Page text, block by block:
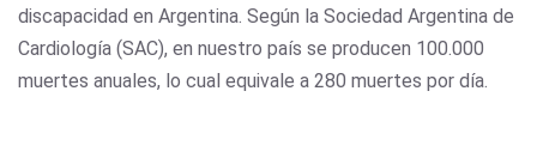
discapacidad en Argentina. Según la Sociedad Argentina de
Cardiología (SAC), en nuestro país se producen 100.000
muertes anuales, lo cual equivale a 280 muertes por día.